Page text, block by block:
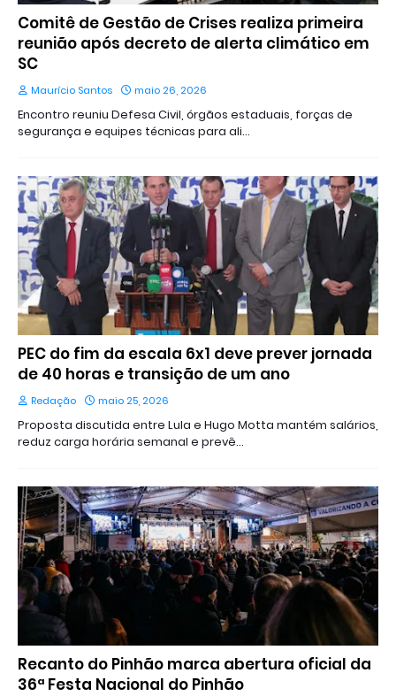
Comitê de Gestão de Crises realiza primeira
reunião após decreto de alerta climático em
SC
Maurício Santos maio 26, 2026
Encontro reuniu Defesa Civil, órgãos estaduais, forças de
segurança e equipes técnicas para ali…
PEC do fim da escala 6x1 deve prever jornada
de 40 horas e transição de um ano
Redação maio 25, 2026
Proposta discutida entre Lula e Hugo Motta mantém salários,
reduz carga horária semanal e prevê…
Recanto do Pinhão marca abertura oficial da
36ª Festa Nacional do Pinhão